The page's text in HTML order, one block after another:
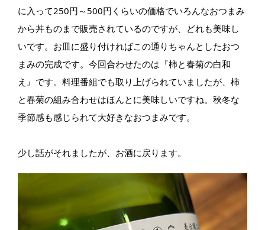
に入って250円～500円くらいの価格でいろんなおつまみ
から丼ものまで販売されているのですが、どれも美味し
いです。お皿に盛り付ければこの通りちゃんとしたおつ
まみの完成です。今回合わせたのは『柿と春菊の白和
え』です。料理番組でも取り上げられていましたが、柿
と春菊の組み合わせはほんとに美味しいですね。秋冬な
季節感も感じられて大好きなおつまみです。
少し話がそれましたが、お酒に戻ります。